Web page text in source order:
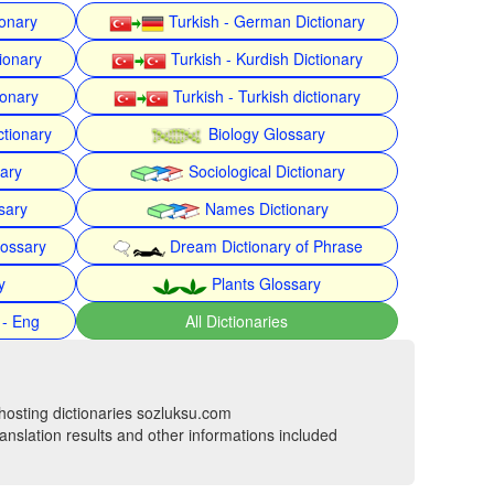
Turkish - German Dictionary
Turkish - Kurdish Dictionary
Turkish - Turkish dictionary
Biology Glossary
Sociological Dictionary
Names Dictionary
Dream Dictionary of Phrase
Plants Glossary
Eng All Dictionaries
dictionaries sozluksu.com
results and other informations included